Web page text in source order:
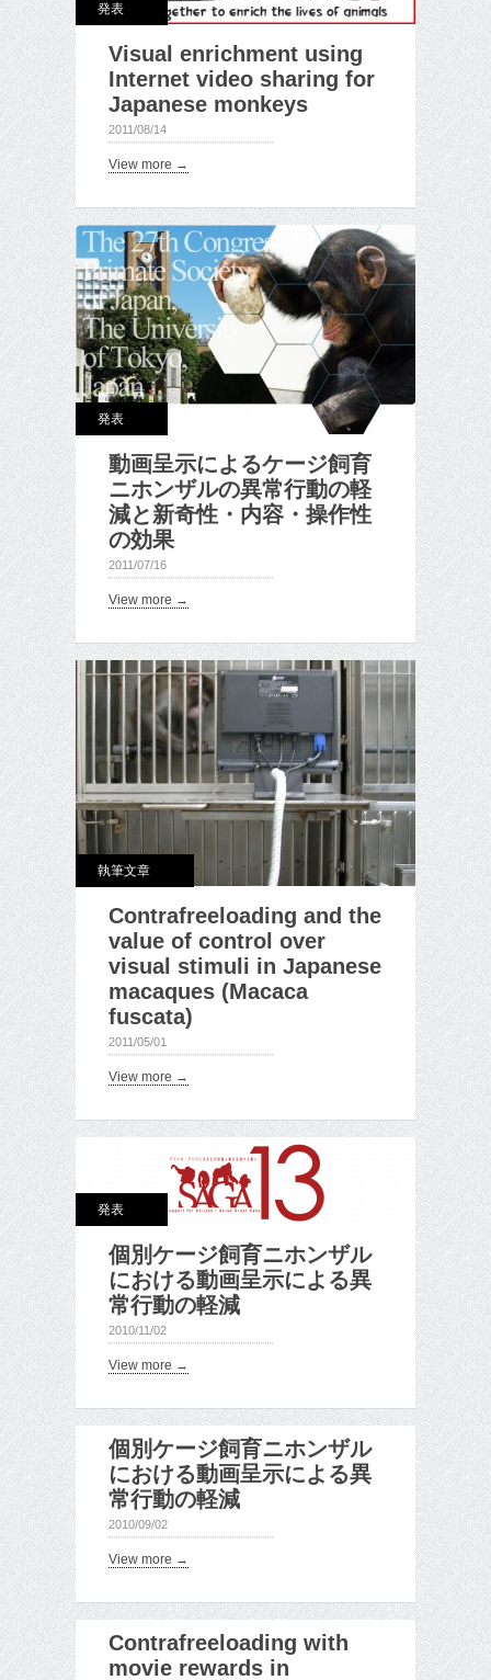
発表
Visual enrichment using
Internet video sharing for
Japanese monkeys
2011/08/14
View more →
発表
動画呈示によるケージ飼育
ニホンザルの異常行動の軽
減と新奇性・内容・操作性
の効果
2011/07/16
View more →
執筆文章
Contrafreeloading and the
value of control over
visual stimuli in Japanese
macaques (Macaca
fuscata)
2011/05/01
View more →
発表
個別ケージ飼育ニホンザル
における動画呈示による異
常行動の軽減
2010/11/02
View more →
個別ケージ飼育ニホンザル
における動画呈示による異
常行動の軽減
2010/09/02
View more →
Contrafreeloading with
movie rewards in